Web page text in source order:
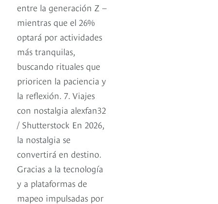
entre la generación Z –
mientras que el 26%
optará por actividades
más tranquilas,
buscando rituales que
prioricen la paciencia y
la reflexión. 7. Viajes
con nostalgia alexfan32
/ Shutterstock En 2026,
la nostalgia se
convertirá en destino.
Gracias a la tecnología
y a plataformas de
mapeo impulsadas por